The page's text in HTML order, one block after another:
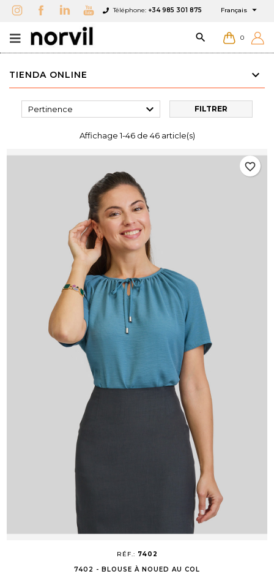
Téléphone: +34 985 301 875 Français 
 0
TIENDA ONLINE
Pertinence  FILTRER
Affichage 1-46 de 46 article(s)
RÉF.: 7402
7402 - BLOUSE À NOUED AU COL
favorite_border